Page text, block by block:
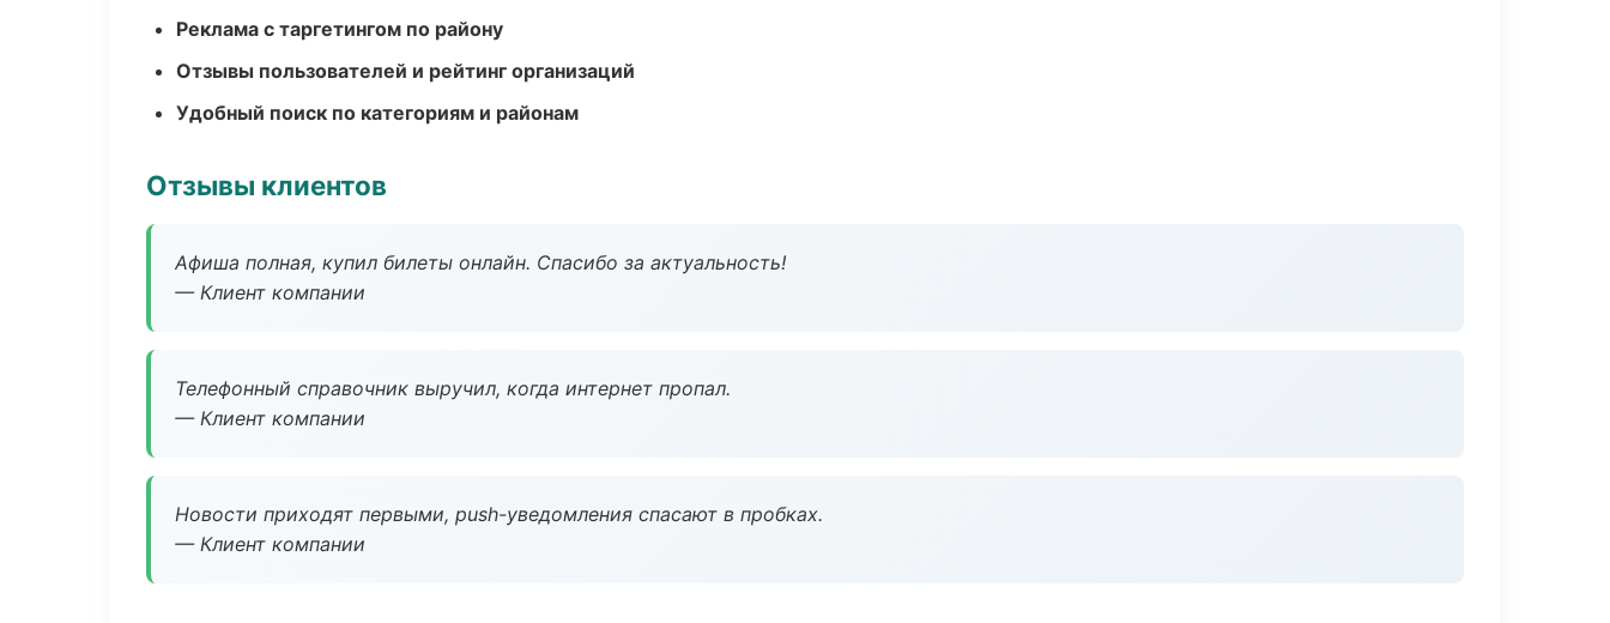
Реклама с таргетингом по району
Отзывы пользователей и рейтинг организаций
Удобный поиск по категориям и районам
Отзывы клиентов
Афиша полная, купил билеты онлайн. Спасибо за актуальность!
— Клиент компании
Телефонный справочник выручил, когда интернет пропал.
— Клиент компании
Новости приходят первыми, push-уведомления спасают в пробках.
— Клиент компании